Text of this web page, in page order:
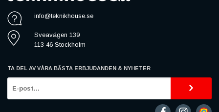
info@teknikhouse.se
Sveavägen 139
113 46 Stockholm
TA DEL AV VÅRA BÄSTA ERBJUDANDEN & NYHETER